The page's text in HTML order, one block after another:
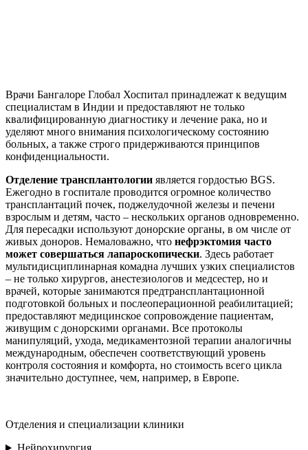
Врачи Бангалоре Глобал Хоспитал принадлежат к ведущим
специалистам в Индии и предоставляют не только
квалифицированную диагностику и лечение рака, но и
уделяют много внимания психологическому состоянию
больных, а также строго придерживаются принципов
конфиденциальности.
Отделение трансплантологии является гордостью BGS.
Ежегодно в госпитале проводится огромное количество
трансплантаций почек, поджелудочной железы и печени
взрослым и детям, часто – нескольких органов одновременно.
Для пересадки используют донорские органы, в ом числе от
живых доноров. Немаловажно, что нефрэктомия часто
может совершаться лапароскопически. Здесь работает
мультидисциплинарная комадна лучших узких специалистов
– не только хирургов, анестезиологов и медсестер, но и
врачей, которые занимаются предтрансплантационной
подготовкой больных и послеоперационной реабилитацией;
предоставляют медицинское сопровождение пациентам,
живущим с донорскими органами. Все протоколы
манипуляций, ухода, медикаментозной терапии аналогичны
международным, обеспечен соответствующий уровень
контроля состояния и комфорта, но стоимость всего цикла
значительно доступнее, чем, например, в Европе.
Отделения и специализации клиники